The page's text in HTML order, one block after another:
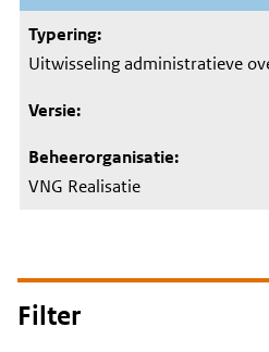
Uitwisseling administratieve
VNG Realisatie
Filter